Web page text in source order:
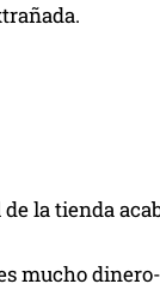
de la tienda
mucho dinero-